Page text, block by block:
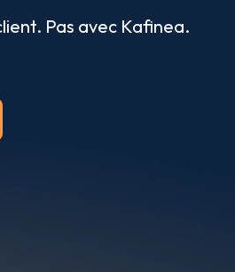
Pas avec Kafinea.